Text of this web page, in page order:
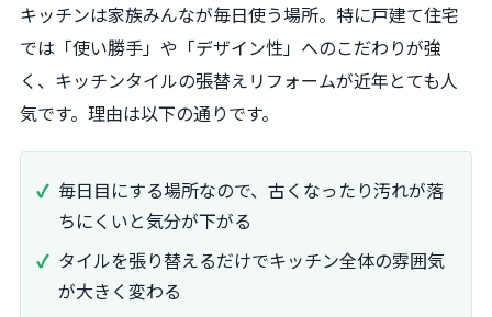
キッチンは家族みんなが毎日使う場所。特に戸建て住宅
では「使い勝手」や「デザイン性」へのこだわりが強
く、キッチンタイルの張替えリフォームが近年とても人
気です。理由は以下の通りです。
毎日目にする場所なので、古くなったり汚れが落
ちにくいと気分が下がる
タイルを張り替えるだけでキッチン全体の雰囲気
が大きく変わる